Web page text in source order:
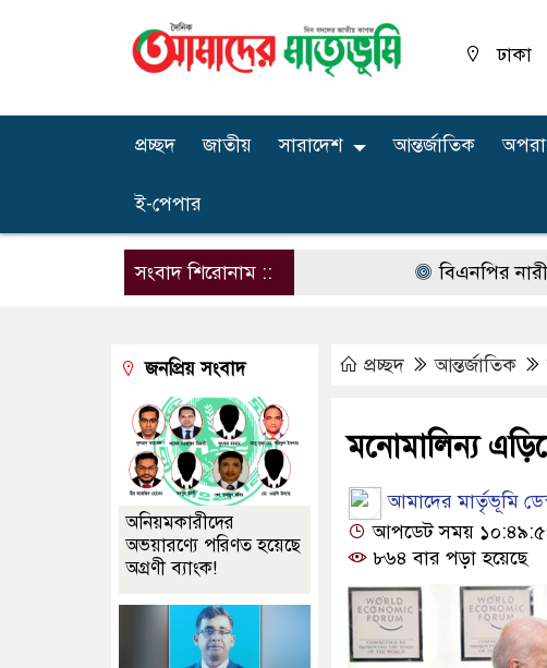
ঢাকা
প্রচ্ছদ জাতীয় সারাদেশ আন্তর্জাতিক
ই-পেপার
সংবাদ শিরোনাম :: বিএনপির নারী
প্রচ্ছদ আন্তর্জাতিক
মনোমালিন্য
আমাদের মার্তৃভূমি
আপডেট সময় ১০:৪৯:৫৪
৮৬৪ বার পড়া হয়েছে
জনপ্রিয় সংবাদ
অনিয়মকারীদের
অভয়ারণ্যে পরিণত হয়েছে
অগ্রণী ব্যাংক!